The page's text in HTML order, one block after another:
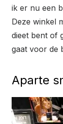
ik er nu een
Deze winkel
dieet bent of
gaat voor de
Aparte